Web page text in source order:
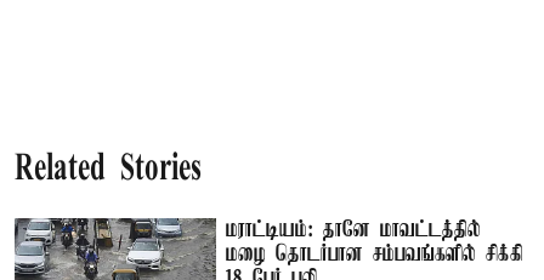
Related Stories
மராட்டியம்: தானே மாவட்டத்தில்
மழை தொடர்பான சம்பவங்களில் சிக்கி